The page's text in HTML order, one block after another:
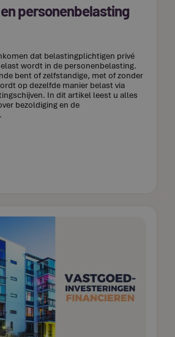
personenbelasting
dat belastingplichtigen privé
wordt in de personenbelasting.
bent of zelfstandige, met of zonder
op dezelfde manier belast via
In dit artikel leest u alles
bezoldiging en de